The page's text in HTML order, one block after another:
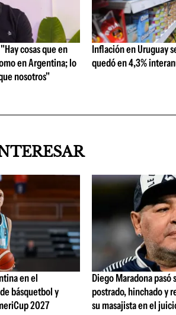
cosas que en
en Argentina; lo
nosotros"
Inflación en Uruguay
quedó en 4,3%
en el
básquetbol y
2027
Diego Maradona pasó
postrado, hinchado y
su masajista en el